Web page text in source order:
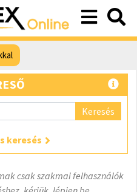
Keresés
keresés
csak szakmai felhasználók